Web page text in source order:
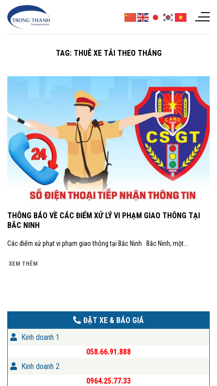
Chuyển
đến
TAG: THUÊ XE TẢI THEO THÁNG
THÔNG BÁO VỀ CÁC ĐIỂM XỬ LÝ VI PHẠM GIAO THÔNG TẠI
BẮC NINH
Các điểm xử phạt vi phạm giao thông tại Bắc Ninh Bắc Ninh, một...
XEM THÊM
ĐẶT XE & BÁO GIÁ
Kinh doanh 1
058.66.91.888
Kinh doanh 2
0964.25.77.33